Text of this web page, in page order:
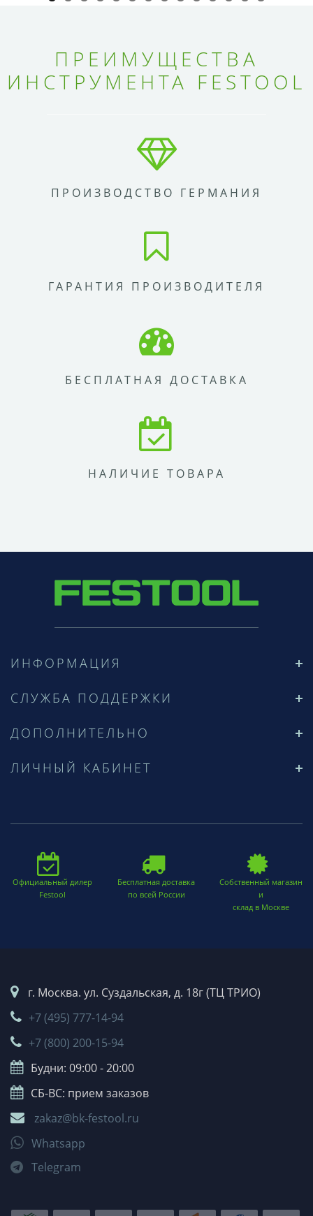
ПРЕИМУЩЕСТВА
ИНСТРУМЕНТА FESTOOL
ПРОИЗВОДСТВО ГЕРМАНИЯ
ГАРАНТИЯ ПРОИЗВОДИТЕЛЯ
БЕСПЛАТНАЯ ДОСТАВКА
НАЛИЧИЕ ТОВАРА
ИНФОРМАЦИЯ
СЛУЖБА ПОДДЕРЖКИ
ДОПОЛНИТЕЛЬНО
ЛИЧНЫЙ КАБИНЕТ
Официальный дилер
Festool
Бесплатная доставка
по всей России
Собственный магазин
и
склад в Москве
г. Москва. ул. Суздальская, д. 18г (ТЦ ТРИО)
+7 (495) 777-14-94
+7 (800) 200-15-94
Будни: 09:00 - 20:00
СБ-ВС: прием заказов
zakaz@bk-festool.ru
Whatsapp
Telegram